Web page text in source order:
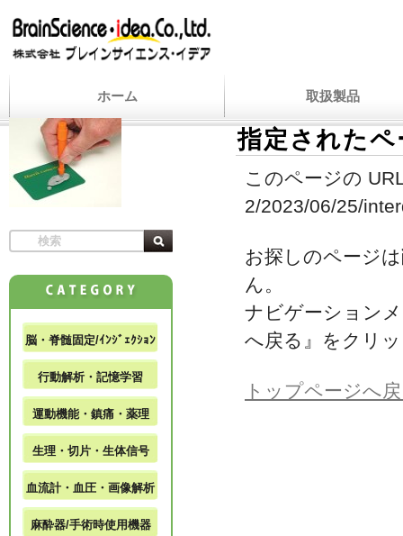
ホーム 取扱製品
指定された
このページの
2/2023/06/25/
お探しのページ
ん。
ナビゲーション
へ戻る』をクリ
トップページへ
脳・脊髄固定/ｲﾝｼﾞｪｸｼｮﾝ
行動解析・記憶学習
運動機能・鎮痛・薬理
生理・切片・生体信号
血流計・血圧・画像解析
麻酔器/手術時使用機器